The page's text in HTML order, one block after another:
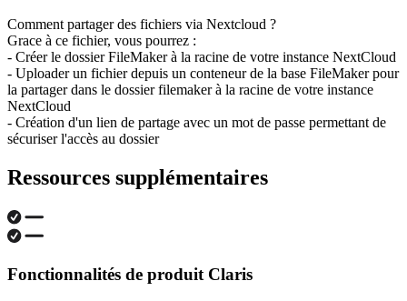
Comment partager des fichiers via Nextcloud ?
Grace à ce fichier, vous pourrez :
- Créer le dossier FileMaker à la racine de votre instance NextCloud
- Uploader un fichier depuis un conteneur de la base FileMaker pour
la partager dans le dossier filemaker à la racine de votre instance
NextCloud
- Création d'un lien de partage avec un mot de passe permettant de
sécuriser l'accès au dossier
Ressources supplémentaires
Fonctionnalités de produit Claris